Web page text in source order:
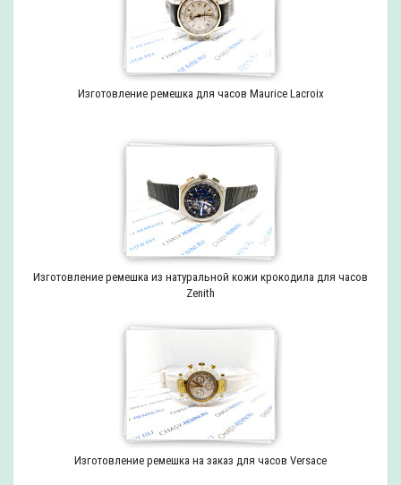
Изготовление ремешка для часов Maurice Lacroix
Изготовление ремешка из натуральной кожи крокодила для часов
Zenith
Изготовление ремешка на заказ для часов Versace